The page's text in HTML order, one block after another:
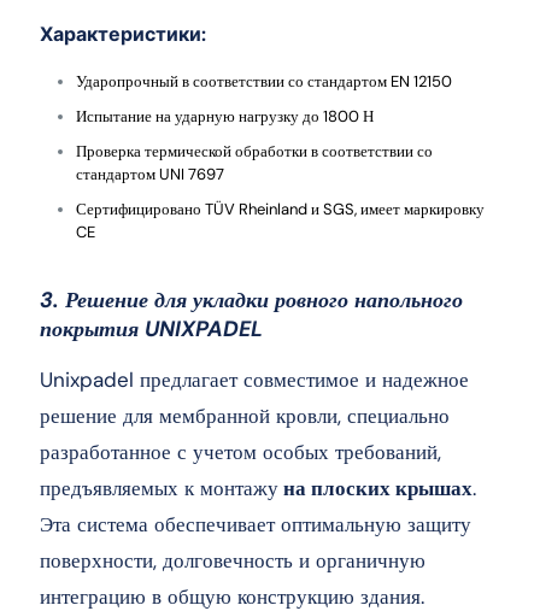
Характеристики:
Ударопрочный в соответствии со стандартом EN 12150
Испытание на ударную нагрузку до 1800 Н
Проверка термической обработки в соответствии со
стандартом UNI 7697
Сертифицировано TÜV Rheinland и SGS, имеет маркировку
CE
3. Решение для укладки ровного напольного
покрытия UNIXPADEL
Unixpadel предлагает совместимое и надежное
решение для мембранной кровли, специально
разработанное с учетом особых требований,
предъявляемых к монтажуна плоских крышах.
Эта система обеспечивает оптимальную защиту
поверхности, долговечность и органичную
интеграцию в общую конструкцию здания.